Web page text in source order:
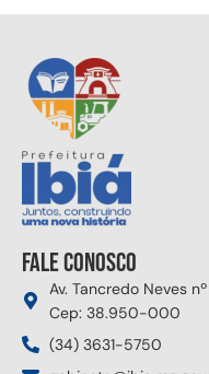
Fale conosco
Av. Tancredo Neves
Cep: 38.950-000
(34) 3631-5750